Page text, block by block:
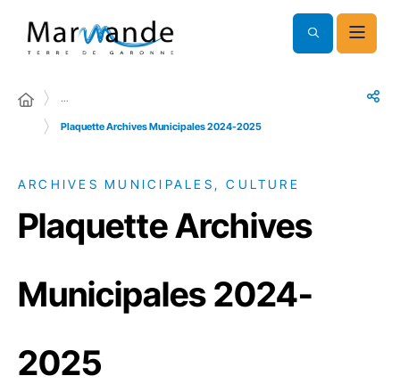
…
Plaquette Archives Municipales 2024-2025
ARCHIVES MUNICIPALES, CULTURE
Plaquette Archives
Municipales 2024-
2025